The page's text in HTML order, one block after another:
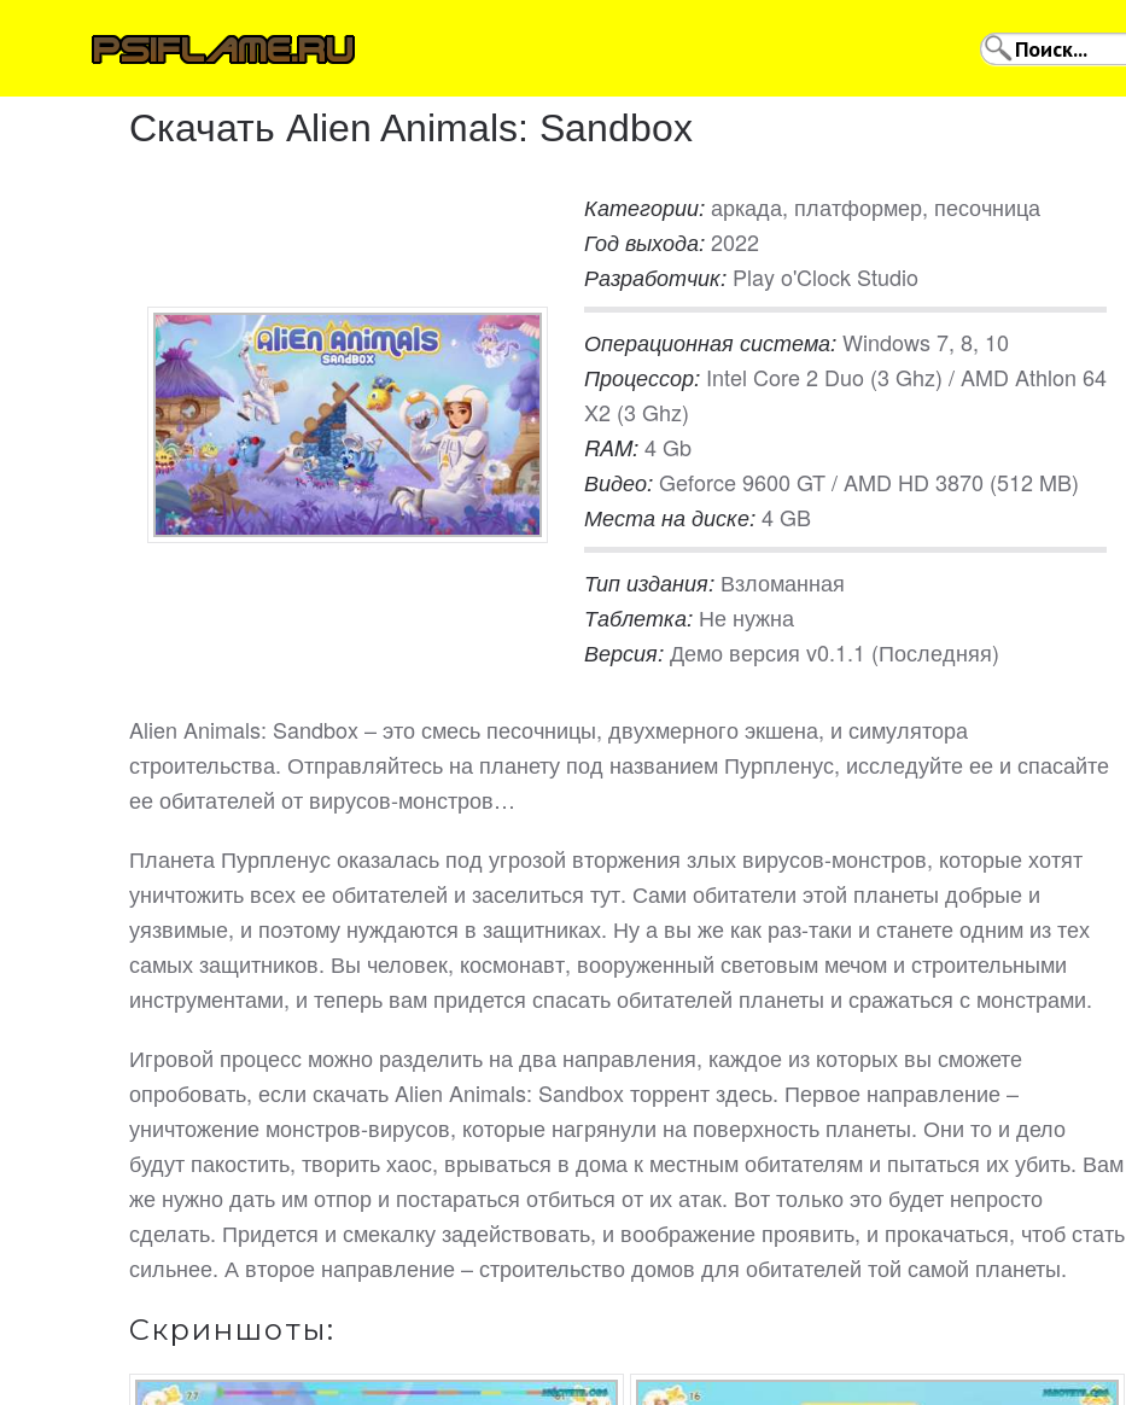
Скачать Alien Animals: Sandbox
Категории: аркада, платформер, песочница
Год выхода: 2022
Разработчик: Play o'Clock Studio
Операционная система: Windows 7, 8, 10
Процессор: Intel Core 2 Duo (3 Ghz) / AMD Athlon 64
X2 (3 Ghz)
RAM: 4 Gb
Видео: Geforce 9600 GT / AMD HD 3870 (512 MB)
Места на диске: 4 GB
Тип издания: Взломанная
Таблетка: Не нужна
Версия: Демо версия v0.1.1 (Последняя)
Alien Animals: Sandbox – это смесь песочницы, двухмерного экшена, и симулятора
строительства. Отправляйтесь на планету под названием Пурпленус, исследуйте ее и спасайте
ее обитателей от вирусов-монстров…
Планета Пурпленус оказалась под угрозой вторжения злых вирусов-монстров, которые хотят
уничтожить всех ее обитателей и заселиться тут. Сами обитатели этой планеты добрые и
уязвимые, и поэтому нуждаются в защитниках. Ну а вы же как раз-таки и станете одним из тех
самых защитников. Вы человек, космонавт, вооруженный световым мечом и строительными
инструментами, и теперь вам придется спасать обитателей планеты и сражаться с монстрами.
Игровой процесс можно разделить на два направления, каждое из которых вы сможете
опробовать, если скачать Alien Animals: Sandbox торрент здесь. Первое направление –
уничтожение монстров-вирусов, которые нагрянули на поверхность планеты. Они то и дело
будут пакостить, творить хаос, врываться в дома к местным обитателям и пытаться их убить. Вам
же нужно дать им отпор и постараться отбиться от их атак. Вот только это будет непросто
сделать. Придется и смекалку задействовать, и воображение проявить, и прокачаться, чтоб стать
сильнее. А второе направление – строительство домов для обитателей той самой планеты.
Скриншоты: